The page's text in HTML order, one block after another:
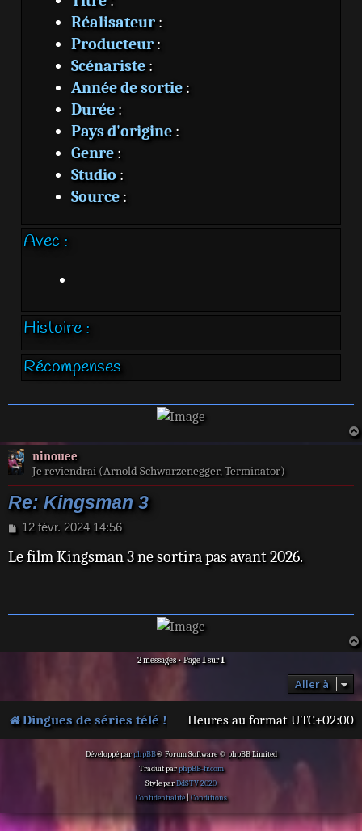
Réalisateur:
Producteur:
Scénariste:
Année de sortie:
Durée:
Pays d'origine:
Genre:
Studio :
Source:
Avec :
Histoire :
Récompenses
ninouee
Je reviendrai (Arnold Schwarzenegger, Terminator)
Re: Kingsman 3
M
s
e
12 févr. 2024 14:56
Le film Kingsman 3 ne sortira pas avant 2026.
2 messages • Page1sur1
Aller à
Dingues de séries télé ! Heures au format UTC+02:00
Développé parphpBB® Forum Software © phpBB Limited
Traduit parphpBB-fr.com
Style parDdSTV 2020
Confidentialité| Conditions